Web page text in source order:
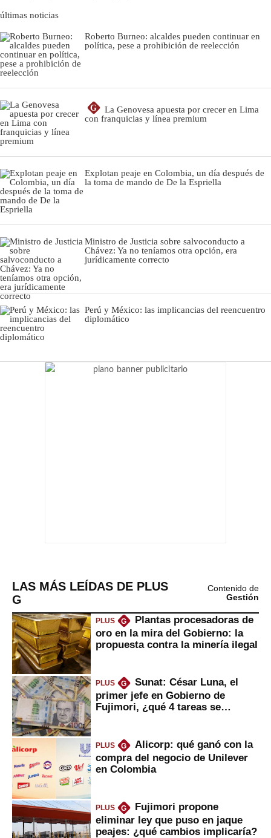
últimas noticias
Roberto Burneo: alcaldes pueden continuar en
política, pese a prohibición de reelección
G
La Genovesa apuesta por crecer en Lima
con franquicias y línea premium
Explotan peaje en Colombia, un día después de
la toma de mando de De la Espriella
Ministro de Justicia sobre salvoconducto a
Chávez: Ya no teníamos otra opción, era
jurídicamente correcto
Perú y México: las implicancias del reencuentro
diplomático
LAS MÁS LEÍDAS DE PLUS
G
Contenido de
Gestión
PLUS G
Plantas procesadoras de
oro en la mira del Gobierno: la
propuesta contra la minería ilegal
PLUS G
Sunat: César Luna, el
primer jefe en Gobierno de
Fujimori, ¿qué 4 tareas se
PLUS G
Alicorp: qué ganó con la
compra del negocio de Unilever
en Colombia
PLUS G
Fujimori propone
eliminar ley que puso en jaque
peajes: ¿qué cambios implicaría?